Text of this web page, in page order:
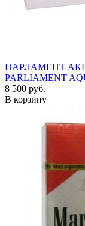
ПАРЛАМЕНТ
PARLIAMENT
8 500 руб.
В корзину